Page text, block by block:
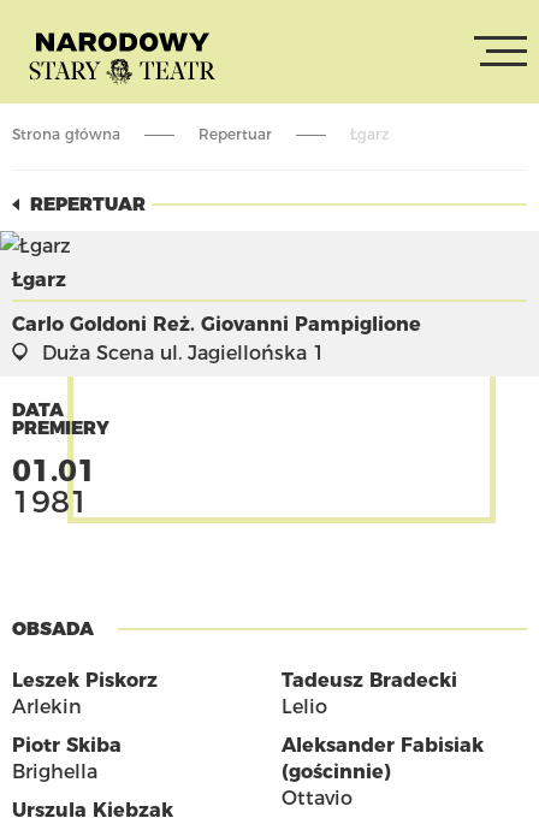
Strona główna Repertuar Łgarz
REPERTUAR
Łgarz
Carlo Goldoni Reż. Giovanni Pampiglione
Duża Scena ul. Jagiellońska 1
DATA
PREMIERY
01.01
1981
OBSADA
Leszek Piskorz
Arlekin
Piotr Skiba
Brighella
Urszula Kiebzak
Tadeusz Bradecki
Lelio
Aleksander Fabisiak
(gościnnie)
Ottavio